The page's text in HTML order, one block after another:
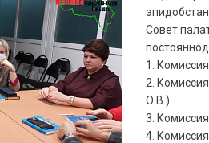
Совет
1.
2.
О.В.)
3.
4.